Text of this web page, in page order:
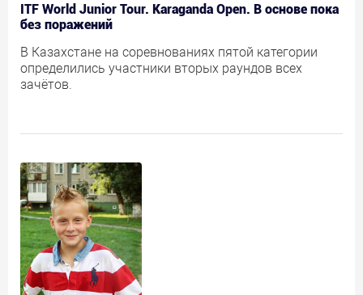
ITF World Junior Tour. Karaganda Open. В основе пока
без поражений
В Казахстане на соревнованиях пятой категории
определились участники вторых раундов всех
зачётов.